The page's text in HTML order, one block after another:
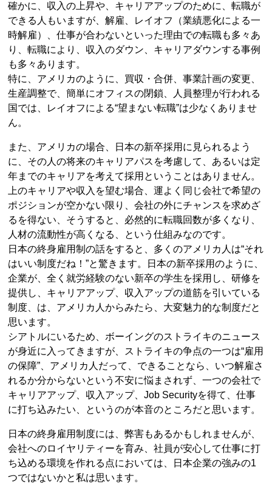
確かに、収入の上昇や、キャリアアップのために、転職が
できる人もいますが、解雇、レイオフ（業績悪化による一
時解雇）、仕事が合わないといった理由での転職も多々あ
り、転職により、収入のダウン、キャリアダウンする事例
も多々あります。
特に、アメリカのように、買収・合併、事業計画の変更、
生産調整で、簡単にオフィスの閉鎖、人員整理が行われる
国では、レイオフによる“望まない転職”は少なくありませ
ん。
また、アメリカの場合、日本の新卒採用に見られるよう
に、その人の将来のキャリアパスを考慮して、あるいは定
年までのキャリアを考えて採用ということはありません。
上のキャリアや収入を望む場合、運よく同じ会社で希望の
ポジションが空かない限り、会社の外にチャンスを求めざ
るを得ない、そうすると、必然的に転職回数が多くなり、
人材の流動性が高くなる、という仕組みなのです。
日本の終身雇用制の話をすると、多くのアメリカ人は“それ
はいい制度だね！”と驚きます。日本の新卒採用のように、
企業が、全く就労経験のない新卒の学生を採用し、研修を
提供し、キャリアアップ、収入アップの道筋を引いている
制度、は、アメリカ人からみたら、大変魅力的な制度だと
思います。
シアトルにいるため、ボーイングのストライキのニュース
が身近に入ってきますが、ストライキの争点の一つは“雇用
の保障”、アメリカ人だって、できることなら、いつ解雇さ
れるか分からないという不安に悩まされず、一つの会社で
キャリアアップ、収入アップ、Job Securityを得て、仕事
に打ち込みたい、というのが本音のところだと思います。
日本の終身雇用制度には、弊害もあるかもしれませんが、
会社へのロイヤリティーを育み、社員が安心して仕事に打
ち込める環境を作れる点においては、日本企業の強みの1
つではないかと私は思います。